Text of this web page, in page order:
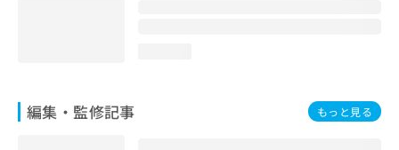
編集・監修記事 もっと見る